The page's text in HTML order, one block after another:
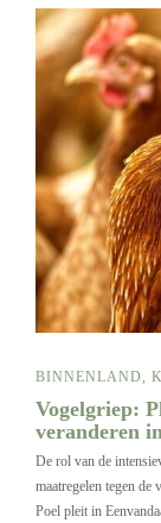
BINNENLAND
Vogelgriep:
veranderen
De rol van de
maatregelen tegen
Poel pleit in